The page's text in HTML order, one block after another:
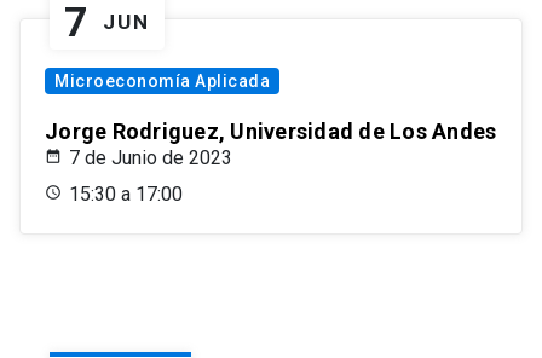
7 JUN
Microeconomía Aplicada
Jorge Rodriguez, Universidad de Los Andes
7 de Junio de 2023
15:30 a 17:00